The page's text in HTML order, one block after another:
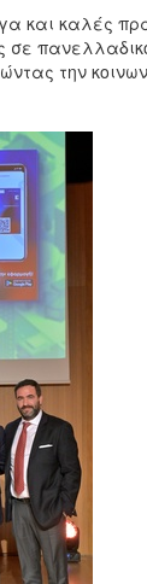
και καλές
σε
την